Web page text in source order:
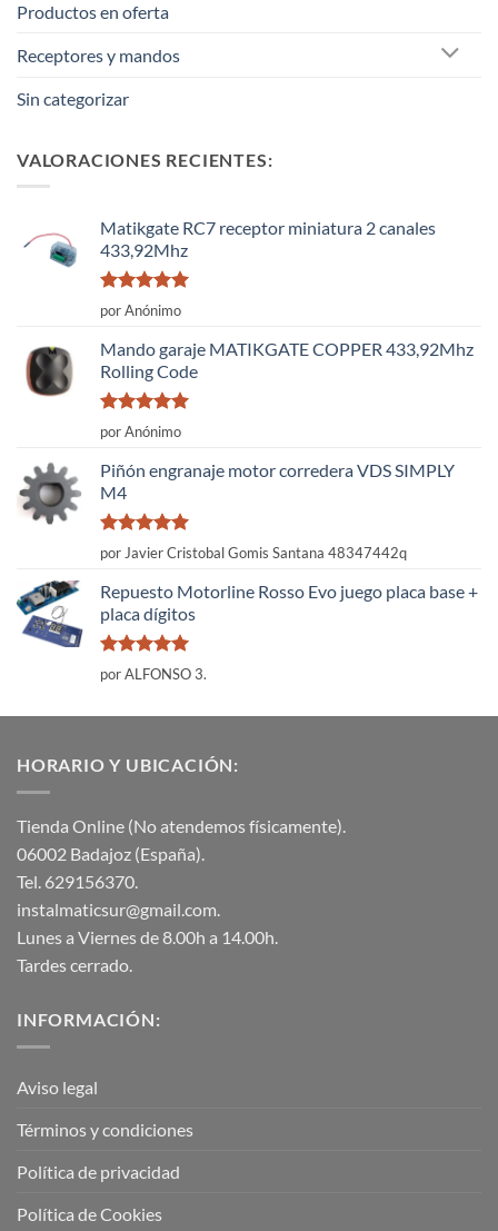
Productos en oferta
Receptores y mandos
Sin categorizar
VALORACIONES RECIENTES:
Matikgate RC7 receptor miniatura 2 canales
433,92Mhz
Valorado
con
por Anónimo
Mando garaje MATIKGATE COPPER 433,92Mhz
Rolling Code
Valorado
con
por Anónimo
Piñón engranaje motor corredera VDS SIMPLY
M4
Valorado
con
por Javier Cristobal Gomis Santana 48347442q
Repuesto Motorline Rosso Evo juego placa base +
placa dígitos
Valorado
con
por ALFONSO 3.
HORARIO Y UBICACIÓN:
Tienda Online (No atendemos físicamente).
06002 Badajoz (España).
Tel. 629156370.
instalmaticsur@gmail.com.
Lunes a Viernes de 8.00h a 14.00h.
Tardes cerrado.
INFORMACIÓN:
Aviso legal
Términos y condiciones
Política de privacidad
Política de Cookies